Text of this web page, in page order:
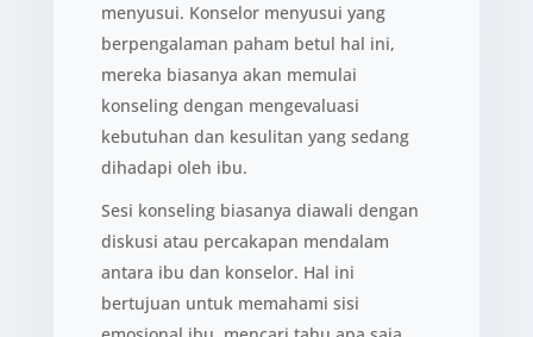
menyusui. Konselor menyusui yang
berpengalaman paham betul hal ini,
mereka biasanya akan memulai
konseling dengan mengevaluasi
kebutuhan dan kesulitan yang sedang
dihadapi oleh ibu.
Sesi konseling biasanya diawali dengan
diskusi atau percakapan mendalam
antara ibu dan konselor. Hal ini
bertujuan untuk memahami sisi